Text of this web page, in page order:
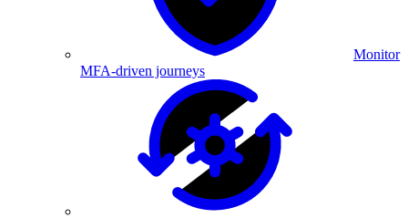
Monitor
MFA-driven journeys